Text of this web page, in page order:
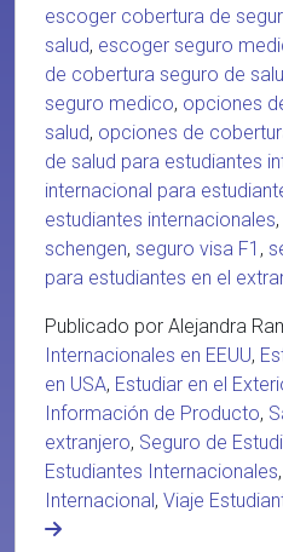
escoger cobertura de
salud, escoger seguro
de cobertura seguro de
seguro medico, opciones
salud, opciones de
de salud para estudiantes
internacional para
estudiantes internacionales,
schengen, seguro visa F1 ,
para estudiantes en el
Publicado por Alejandra
Internacionales en EEUU,
en USA, Estudiar en el
Información de Producto,
extranjero, Seguro de
Estudiantes Internacionales,
Internacional, Viaje